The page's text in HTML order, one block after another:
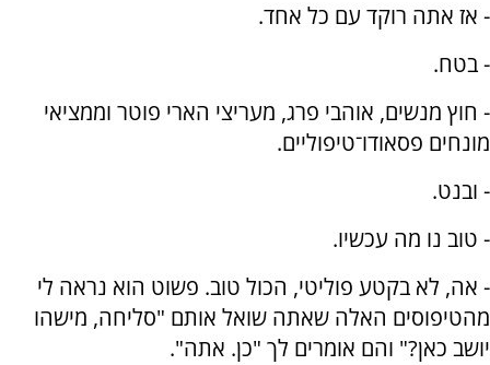
- אז אתה רוקד עם כל אחד.
- בטח.
- חוץ מנשים, אוהבי פרג, מעריצי הארי פוטר וממציאי
מונחים פסאודו־טיפוליים.
- ובנט.
- טוב נו מה עכשיו.
- אה, לא בקטע פוליטי, הכול טוב. פשוט הוא נראה לי
מהטיפוסים האלה שאתה שואל אותם "סליחה, מישהו
יושב כאן?" והם אומרים לך "כן. אתה".